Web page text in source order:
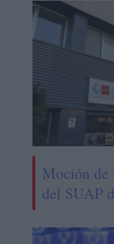
Moción de
del SUAP